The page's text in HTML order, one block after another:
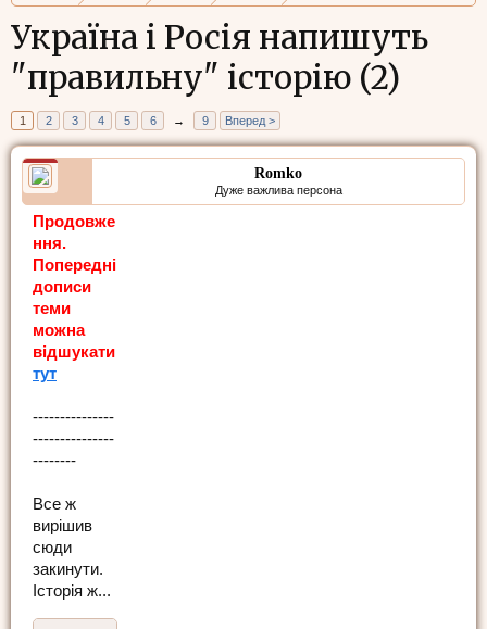
Україна і Росія напишуть
"правильну" історію (2)
1 2 3 4 5 6 → 9 Вперед >
Romko
Дуже важлива персона
Продовже
ння.
Попередні
дописи
теми
можна
відшукати
тут
---------------
---------------
--------
Все ж
вирішив
сюди
закинути.
Історія ж...